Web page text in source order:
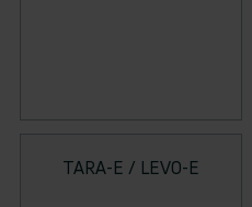
TARA-E / LEVO-E